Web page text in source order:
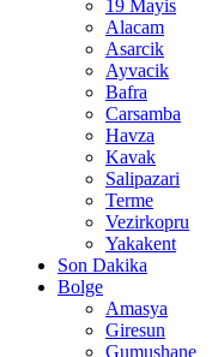
19 Mayis
Alacam
Asarcik
Ayvacik
Bafra
Carsamba
Havza
Kavak
Salipazari
Terme
Vezirkopru
Yakakent
Son Dakika
Bolge
Amasya
Giresun
Gumushane